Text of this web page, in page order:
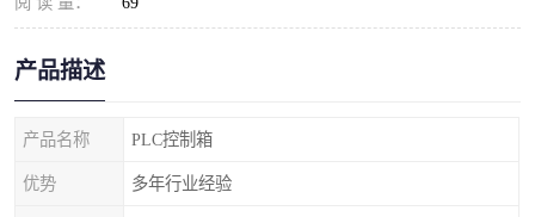
产品描述
产品名称 PLC控制箱
优势 多年行业经验